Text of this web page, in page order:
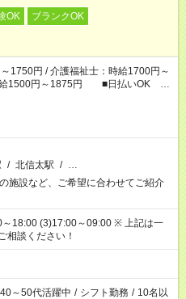
OK
ブランクOK
1750円 / 介護福祉士：時給1700円～
給1500円～1875円 ■日払いOK ■
1400円×8h）
/ 北信太駅 / …
設など、ご希望に合わせてご紹介
(3)17:00～09:00 ※ 上記は一
相談ください！
40～50代活躍中 / シフト勤務 / 10名以